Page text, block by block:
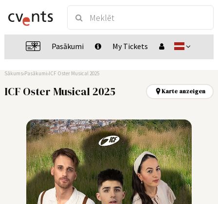
Pasākumi My Tickets
Sākums Pasākumi ICF Oster Musical 2025
ICF Oster Musical 2025 Karte anzeigen